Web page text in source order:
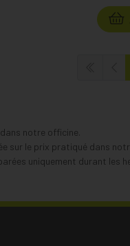
notre officine.
sur le prix pratiqué dans
uniquement durant les